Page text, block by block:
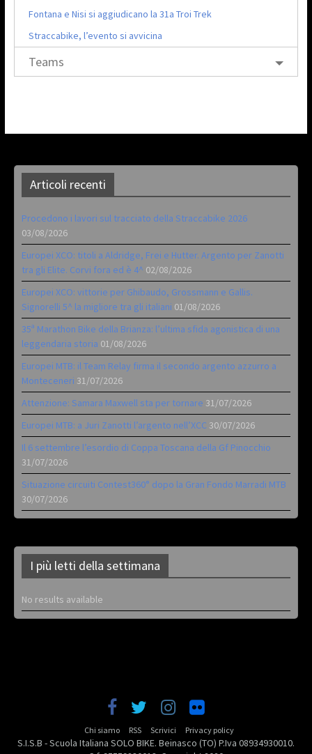
Fontana e Nisi si aggiudicano la 31a Troi Trek
Straccabike, l’evento si avvicina
Teams
Articoli recenti
Procedono i lavori sul tracciato della Straccabike 2026
03/08/2026
Europei XCO: titoli a Aldridge, Frei e Hutter. Argento per Zanotti
tra gli Elite. Corvi fora ed è 4^ 02/08/2026
Europei XCO: vittorie per Ghibaudo, Grossmann e Gallis.
Signorelli 5^ la migliore tra gli italiani 01/08/2026
35ª Marathon Bike della Brianza: l’ultima sfida agonistica di una
leggendaria storia 01/08/2026
Europei MTB: il Team Relay firma il secondo argento azzurro a
Monteceneri 31/07/2026
Attenzione: Samara Maxwell sta per tornare 31/07/2026
Europei MTB: a Juri Zanotti l’argento nell’XCC 30/07/2026
Il 6 settembre l’esordio di Coppa Toscana della Gf Pinocchio
31/07/2026
Situazione circuiti Contest360° dopo la Gran Fondo Marradi MTB
30/07/2026
I più letti della settimana
No results available
Chi siamo RSS Scrivici Privacy policy
S.I.S.B - Scuola Italiana SOLO BIKE. Beinasco (TO) P.Iva 08934930010.